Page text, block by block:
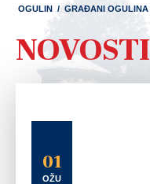
OGULIN / GRAĐANI OGULINA
NOVOSTI
01
OŽU